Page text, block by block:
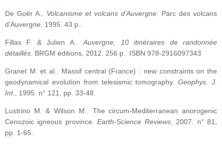
De Goër A.. Volcanisme et volcans d’Auvergne . Parc des volcans
d’Auvergne, 1995. 43 p..
Fillas F. & Julien A..Auvergne, 10 itinéraires de randonnée
détaillés . BRGM éditions, 2012. 256 p.. ISBN 978-2916097343
Granet M. et al.. Massif central (France) : new constraints on the
geodynamical evolution from telesismic tomography.Geophys. J.
Int.
, 1995. n° 121, pp. 33-48.
Lustrino M. & Wilson M.. The circum-Mediterranean anorogenic
Cenozoic igneous province.Earth-Science Reviews, 2007. n° 81,
pp. 1-65.